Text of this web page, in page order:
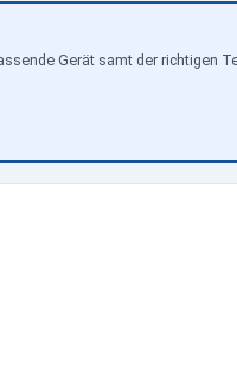
Gerät samt der richtigen